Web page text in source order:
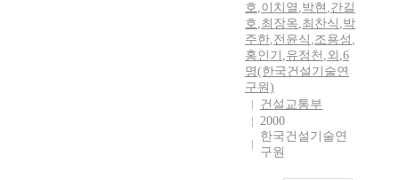
호,이치열 ,박현 ,간길
호,최장옥,최찬식 ,박
주한,전윤식 ,조용성 ,
홍인기 ,유정천 ,외 ,6
명(한국건설기술연
구원)
건설교통부
2000
한국건설기술연
구원